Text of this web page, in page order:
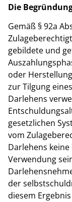
Die
Gemäß § 92a
gebildete und
oder
zur Tilgung
Darlehens
gesetzlichen
vom
Darlehens
Verwendung
der
diesem